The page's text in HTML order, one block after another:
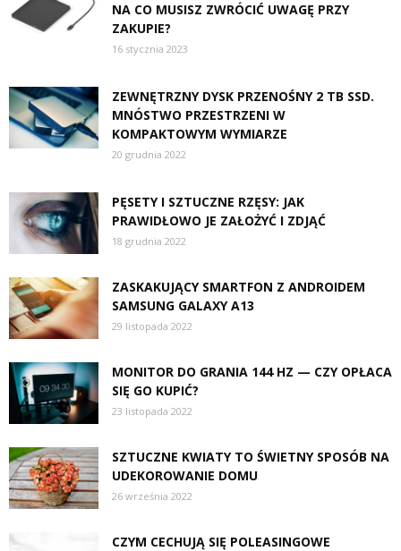
NA CO MUSISZ ZWRÓCIĆ UWAGĘ PRZY
ZAKUPIE?
16 stycznia 2023
ZEWNĘTRZNY DYSK PRZENOŚNY 2 TB SSD.
MNÓSTWO PRZESTRZENI W
KOMPAKTOWYM WYMIARZE
20 grudnia 2022
PĘSETY I SZTUCZNE RZĘSY: JAK
PRAWIDŁOWO JE ZAŁOŻYĆ I ZDJĄĆ
18 grudnia 2022
ZASKAKUJĄCY SMARTFON Z ANDROIDEM
SAMSUNG GALAXY A13
29 listopada 2022
MONITOR DO GRANIA 144 HZ — CZY OPŁACA
SIĘ GO KUPIĆ?
23 listopada 2022
SZTUCZNE KWIATY TO ŚWIETNY SPOSÓB NA
UDEKOROWANIE DOMU
26 września 2022
CZYM CECHUJĄ SIĘ POLEASINGOWE